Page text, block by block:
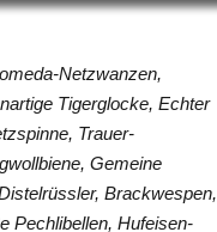
Netzwanzen,
Tigerglocke, Echter
Trauer-
Gemeine
Brackwespen,
Pechlibellen, Hufeisen-